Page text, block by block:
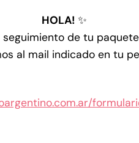
HOLA! ✨
de tu
al mail indicado en tu